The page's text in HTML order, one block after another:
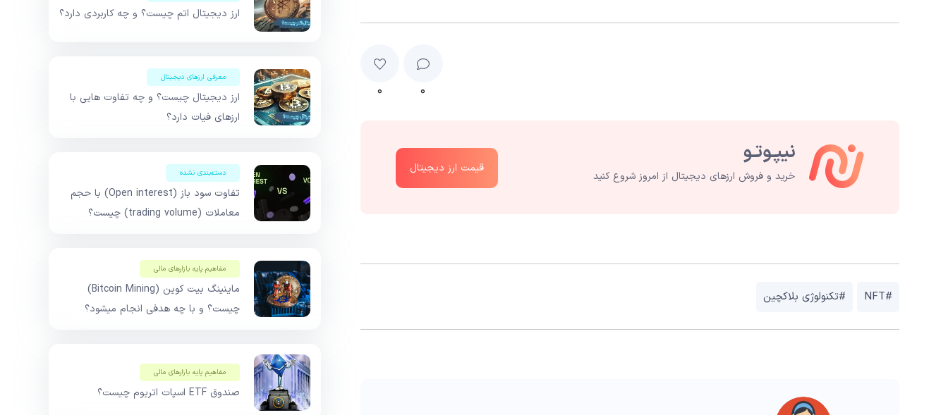
۰ ۰
خرید و فروش ارزهای دیجیتال از امروز شروع کنید
قیمت ارز دیجیتال
#NFT #تکنولوژی بلاکچین
ارز دیجیتال اتم چیست؟ و چه کاربردی دارد؟
معرفی ارزهای دیجیتال
ارز دیجیتال چیست؟ و چه تفاوت هایی با
ارزهای فیات دارد؟
دسته‌بندی نشده
تفاوت سود باز (Open interest) با حجم
معاملات (trading volume) چیست؟
مفاهیم پایه بازار‌های مالی
ماینینگ بیت کوین (Bitcoin Mining)
چیست؟ و با چه هدفی انجام میشود؟
مفاهیم پایه بازار‌های مالی
صندوق ETF اسپات اتریوم چیست؟